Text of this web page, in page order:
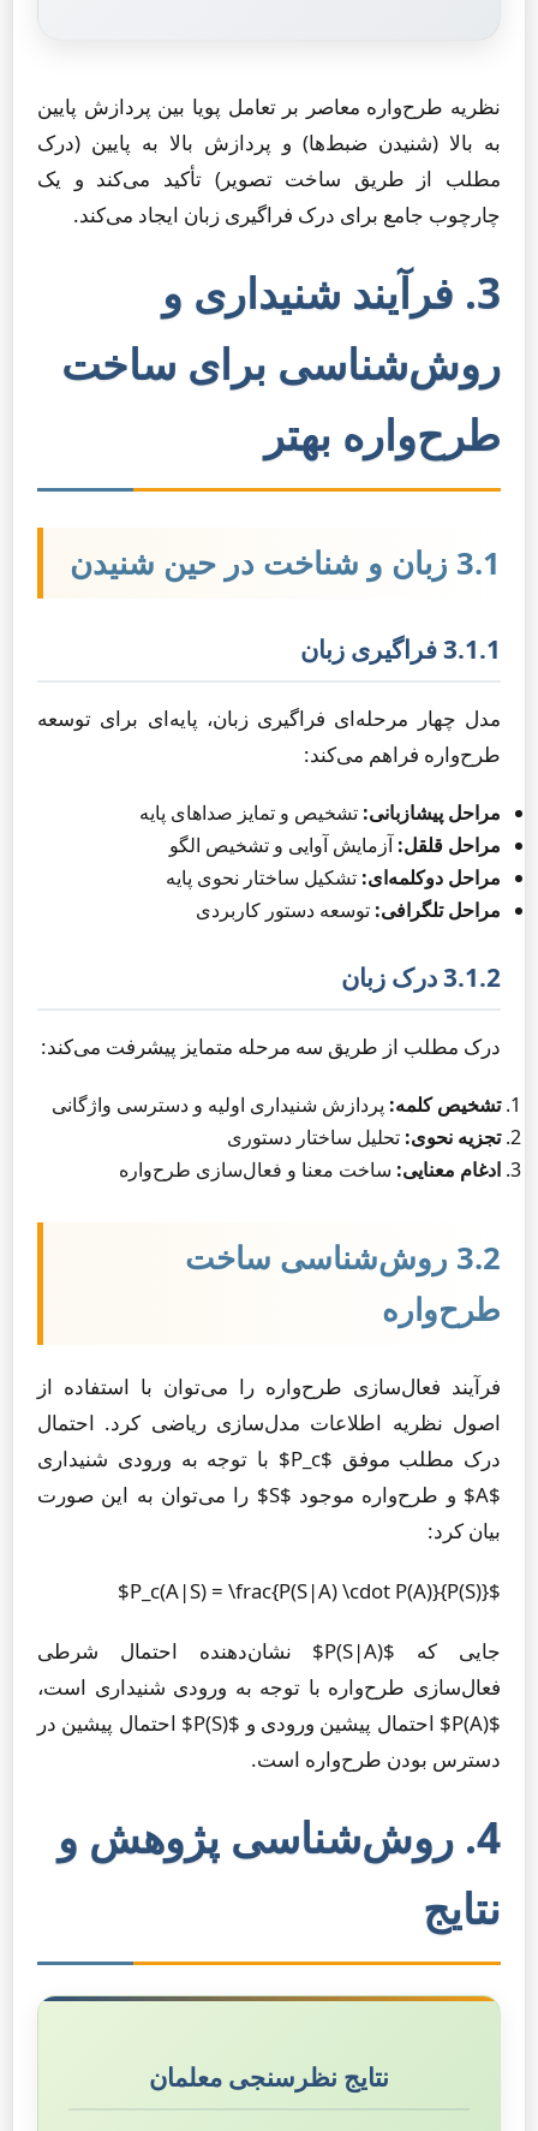
نظریه طرح‌واره معاصر بر تعامل پویا بین پردازش پایین
به بالا (شنیدن ضبط‌ها) و پردازش بالا به پایین (درک
مطلب از طریق ساخت تصویر) تأکید می‌کند و یک
چارچوب جامع برای درک فراگیری زبان ایجاد می‌کند.
3. فرآیند شنیداری و
روش‌شناسی برای ساخت
طرح‌واره بهتر
3.1 زبان و شناخت در حین شنیدن
3.1.1 فراگیری زبان
مدل چهار مرحله‌ای فراگیری زبان، پایه‌ای برای توسعه
طرح‌واره فراهم می‌کند:
مراحل پیشازبانی: تشخیص و تمایز صداهای پایه
مراحل قلقل: آزمایش آوایی و تشخیص الگو
مراحل دوکلمه‌ای: تشکیل ساختار نحوی پایه
مراحل تلگرافی: توسعه دستور کاربردی
3.1.2 درک زبان
درک مطلب از طریق سه مرحله متمایز پیشرفت می‌کند:
تشخیص کلمه: پردازش شنیداری اولیه و دسترسی واژگانی
تجزیه نحوی: تحلیل ساختار دستوری
ادغام معنایی: ساخت معنا و فعال‌سازی طرح‌واره
3.2 روش‌شناسی ساخت
طرح‌واره
فرآیند فعال‌سازی طرح‌واره را می‌توان با استفاده از
اصول نظریه اطلاعات مدل‌سازی ریاضی کرد. احتمال
درک مطلب موفق $P_c$ با توجه به ورودی شنیداری
$A$ و طرح‌واره موجود $S$ را می‌توان به این صورت
بیان کرد:
$P_c(A|S) = \frac{P(S|A) \cdot P(A)}{P(S)}$
جایی که $P(S|A)$ نشان‌دهنده احتمال شرطی
فعال‌سازی طرح‌واره با توجه به ورودی شنیداری است،
$P(A)$ احتمال پیشین ورودی و $P(S)$ احتمال پیشین در
دسترس بودن طرح‌واره است.
4. روش‌شناسی پژوهش و
نتایج
نتایج نظرسنجی معلمان